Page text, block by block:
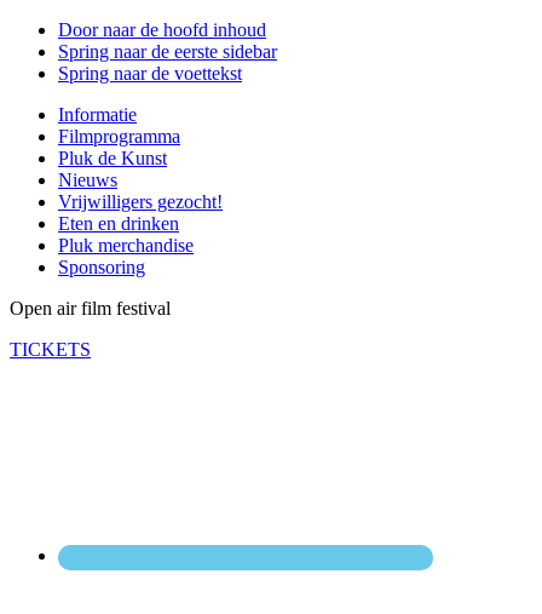
Door naar de hoofd inhoud
Spring naar de eerste sidebar
Spring naar de voettekst
Informatie
Filmprogramma
Pluk de Kunst
Nieuws
Vrijwilligers gezocht!
Eten en drinken
Pluk merchandise
Sponsoring
Open air film festival
TICKETS